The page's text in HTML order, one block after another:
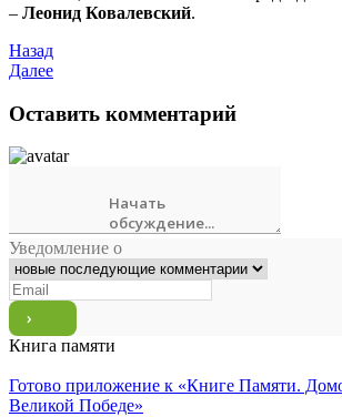
– Леонид Ковалевский.
Назад
Далее
Оставить комментарий
Уведомление о
Книга памяти
Готово приложение к «Книге Памяти.
Великой Победе»